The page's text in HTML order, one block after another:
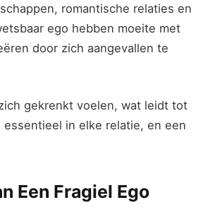
romantische relaties en
ego hebben moeite met
door zich aangevallen te
gekrenkt voelen, wat leidt tot
in elke relatie, en een
Een Fragiel Ego